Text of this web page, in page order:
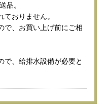
品。
おりません。
で、お買い上げ前にご相
で、給排水設備が必要と